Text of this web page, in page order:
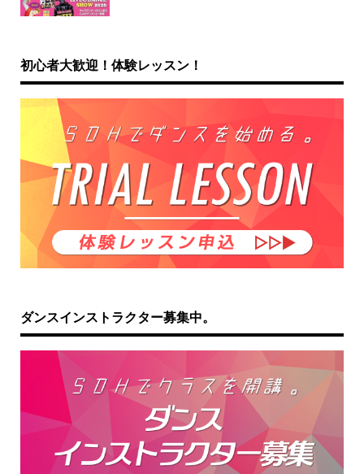
初心者大歓迎！体験レッスン！
ダンスインストラクター募集中。